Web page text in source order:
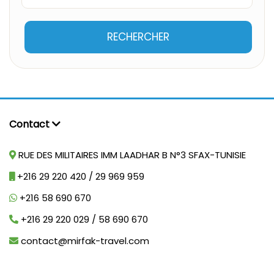
RECHERCHER
Contact
RUE DES MILITAIRES IMM LAADHAR B N°3 SFAX-TUNISIE
+216 29 220 420 / 29 969 959
+216 58 690 670
+216 29 220 029 / 58 690 670
contact@mirfak-travel.com